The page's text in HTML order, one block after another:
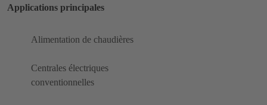
Applications principales
Alimentation de chaudières
Centrales électriques
conventionnelles